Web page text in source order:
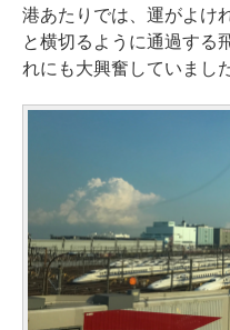
港あたりでは、運がよけ
と横切るように通過する
れにも大興奮していました